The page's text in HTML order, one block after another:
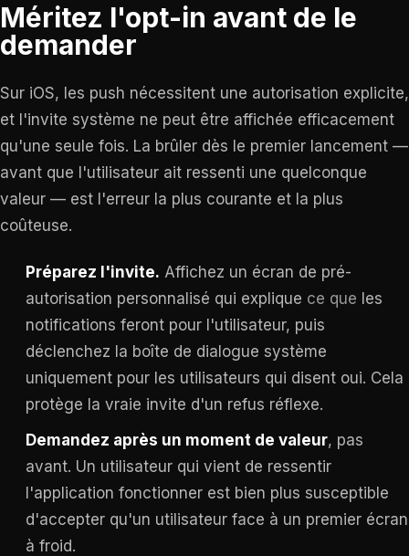
Méritez l'opt-in avant de le
demander
Sur iOS, les push nécessitent une autorisation explicite,
et l'invite système ne peut être affichée efficacement
qu'une seule fois. La brûler dès le premier lancement —
avant que l'utilisateur ait ressenti une quelconque
valeur — est l'erreur la plus courante et la plus
coûteuse.
Préparez l'invite. Affichez un écran de pré-
autorisation personnalisé qui explique ce que les
notifications feront pour l'utilisateur, puis
déclenchez la boîte de dialogue système
uniquement pour les utilisateurs qui disent oui. Cela
protège la vraie invite d'un refus réflexe.
Demandez après un moment de valeur, pas
avant. Un utilisateur qui vient de ressentir
l'application fonctionner est bien plus susceptible
d'accepter qu'un utilisateur face à un premier écran
à froid.